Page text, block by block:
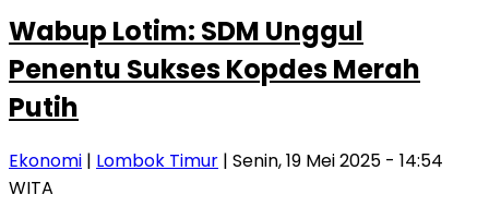
Wabup Lotim: SDM Unggul
Penentu Sukses Kopdes Merah
Putih
Ekonomi | Lombok Timur | Senin, 19 Mei 2025 - 14:54
WITA